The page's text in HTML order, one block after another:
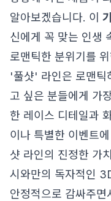
알아보겠습니다. 이
신에게 꼭 맞는 인생
로맨틱한 분위기를
'풀샷' 라인은 로맨틱
고 싶은 분들에게 가
한 레이스 디테일과
이나 특별한 이벤트
샷 라인의 진정한 가
시와만의 독자적인
안정적으로 감싸주면